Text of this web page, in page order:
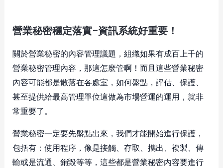
營業秘密穩定落實-資訊系統好重要！
關於營業秘密的內容管理議題，組織如果有成百上千的
營業秘密管理內容，那這怎麼管啊！而且這些營業秘密
內容可能都是散落在各處室，如何盤點，評估、保護、
甚至提供給最高管理單位這做為市場營運的運用，就非
常重要了。
營業秘密一定要先盤點出來，我們才能開始進行保護，
包括有：使用程序，像是接觸、存取、攜出、複製、傳
輸或是流通、銷毀等等，這些都是營業秘密內容要進行